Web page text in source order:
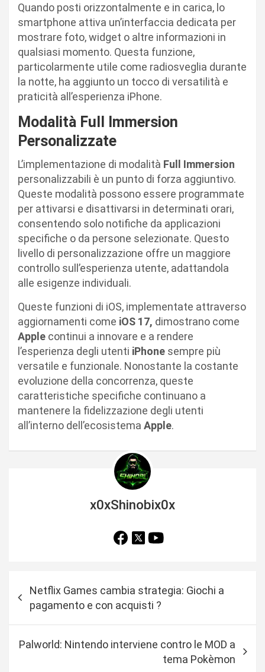
Quando posti orizzontalmente e in carica, lo
smartphone attiva un’interfaccia dedicata per
mostrare foto, widget o altre informazioni in
qualsiasi momento. Questa funzione,
particolarmente utile come radiosveglia durante
la notte, ha aggiunto un tocco di versatilità e
praticità all’esperienza iPhone.
Modalità Full Immersion
Personalizzate
L’implementazione di modalità Full Immersion
personalizzabili è un punto di forza aggiuntivo.
Queste modalità possono essere programmate
per attivarsi e disattivarsi in determinati orari,
consentendo solo notifiche da applicazioni
specifiche o da persone selezionate. Questo
livello di personalizzazione offre un maggiore
controllo sull’esperienza utente, adattandola
alle esigenze individuali.
Queste funzioni di iOS, implementate attraverso
aggiornamenti come iOS 17, dimostrano come
Apple continui a innovare e a rendere
l’esperienza degli utenti iPhone sempre più
versatile e funzionale. Nonostante la costante
evoluzione della concorrenza, queste
caratteristiche specifiche continuano a
mantenere la fidelizzazione degli utenti
all’interno dell’ecosistema Apple.
x0xShinobix0x
Netflix Games cambia strategia: Giochi a
pagamento e con acquisti ?
Palworld: Nintendo interviene contro le MOD a
tema Pokèmon